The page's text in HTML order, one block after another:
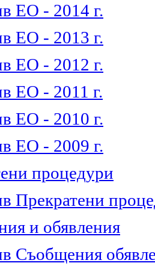
ЕО - 2014 г.
ЕО - 2013 г.
ЕО - 2012 г.
ЕО - 2011 г.
ЕО - 2010 г.
ЕО - 2009 г.
процедури
Прекратени
и обявления
Съобщения